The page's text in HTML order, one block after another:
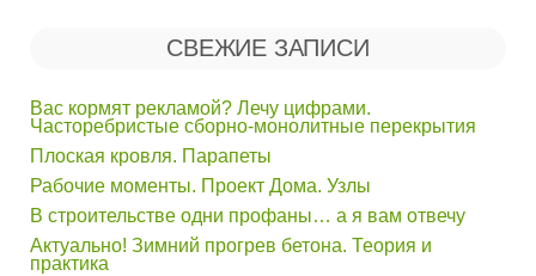
СВЕЖИЕ ЗАПИСИ
Вас кормят рекламой? Лечу цифрами.
Часторебристые сборно-монолитные перекрытия
Плоская кровля. Парапеты
Рабочие моменты. Проект Дома. Узлы
В строительстве одни профаны… а я вам отвечу
Актуально! Зимний прогрев бетона. Теория и
практика